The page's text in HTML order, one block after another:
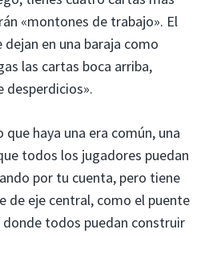
«montones de trabajo». El
en una baraja como
las cartas boca arriba,
desperdicios».
que haya una era común, una
todos los jugadores puedan
por tu cuenta, pero tiene
de eje central, como el puente
donde todos puedan construir